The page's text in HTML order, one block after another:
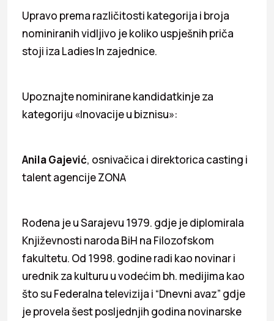
Upravo prema različitosti kategorija i broja
nominiranih vidljivo je koliko uspješnih priča
stoji iza Ladies In zajednice.
Upoznajte nominirane kandidatkinje za
kategoriju «Inovacije u biznisu»:
Anila Gajević, osnivačica i direktorica casting i
talent agencije ZONA
Rođena je u Sarajevu 1979. gdje je diplomirala
Književnosti naroda BiH na Filozofskom
fakultetu. Od 1998. godine radi kao novinar i
urednik za kulturu u vodećim bh. medijima kao
što su Federalna televizija i “Dnevni avaz” gdje
je provela šest posljednjih godina novinarske